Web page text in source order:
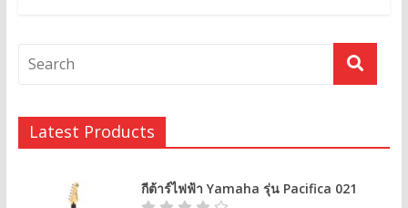
Latest Products
กีต้าร์ไฟฟ้า Yamaha รุ่น Pacifica 021